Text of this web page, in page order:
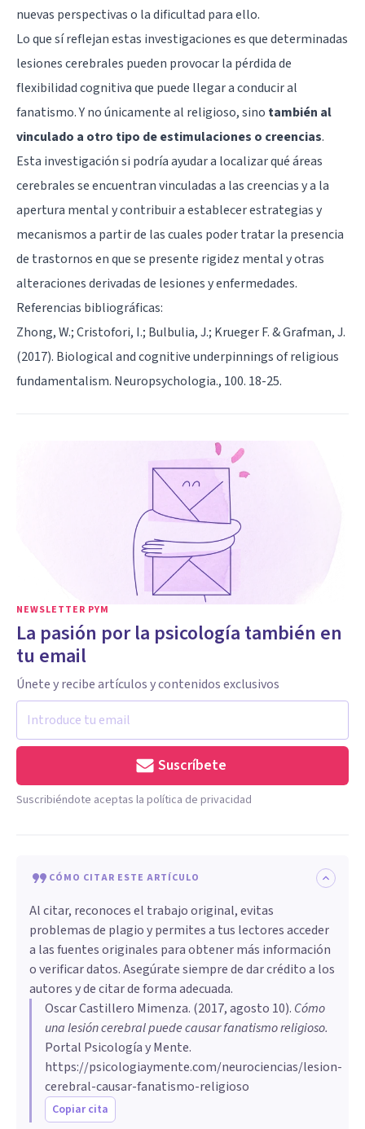
nuevas perspectivas o la dificultad para ello.
Lo que sí reflejan estas investigaciones es que determinadas
lesiones cerebrales pueden provocar la pérdida de
flexibilidad cognitiva que puede llegar a conducir al
fanatismo. Y no únicamente al religioso, sino también al
vinculado a otro tipo de estimulaciones o creencias.
Esta investigación si podría ayudar a localizar qué áreas
cerebrales se encuentran vinculadas a las creencias y a la
apertura mental y contribuir a establecer estrategias y
mecanismos a partir de las cuales poder tratar la presencia
de trastornos en que se presente rigidez mental y otras
alteraciones derivadas de lesiones y enfermedades.
Referencias bibliográficas:
Zhong, W.; Cristofori, I.; Bulbulia, J.; Krueger F. & Grafman, J.
(2017). Biological and cognitive underpinnings of religious
fundamentalism. Neuropsychologia., 100. 18-25.
NEWSLETTER PYM
La pasión por la psicología también en
tu email
Únete y recibe artículos y contenidos exclusivos
Suscríbete
Suscribiéndote aceptas la política de privacidad
CÓMO CITAR ESTE ARTÍCULO
Al citar, reconoces el trabajo original, evitas
problemas de plagio y permites a tus lectores acceder
a las fuentes originales para obtener más información
o verificar datos. Asegúrate siempre de dar crédito a los
autores y de citar de forma adecuada.
Oscar Castillero Mimenza. (2017, agosto 10). Cómo
una lesión cerebral puede causar fanatismo religioso.
Portal Psicología y Mente.
https://psicologiaymente.com/neurociencias/lesion-
cerebral-causar-fanatismo-religioso
Copiar cita